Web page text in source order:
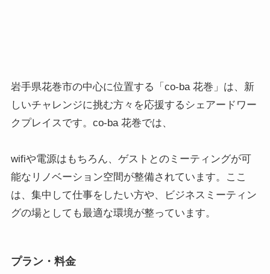
岩手県花巻市の中心に位置する「co-ba 花巻」は、新
しいチャレンジに挑む方々を応援するシェアードワー
クプレイスです。co-ba 花巻では、
wifiや電源はもちろん、ゲストとのミーティングが可
能なリノベーション空間が整備されています。ここ
は、集中して仕事をしたい方や、ビジネスミーティン
グの場としても最適な環境が整っています。
プラン・料金